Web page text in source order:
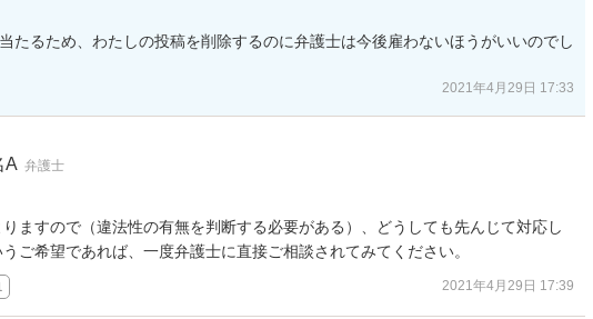
たるため、わたしの投稿を削除するのに弁護士は今後雇わないほうがいいのでし
2021年4月29日 17:33
A 弁護士
ますので（違法性の有無を判断する必要がある）、どうしても先んじて対応し
ご希望であれば、一度弁護士に直接ご相談されてみてください。
2021年4月29日 17:39